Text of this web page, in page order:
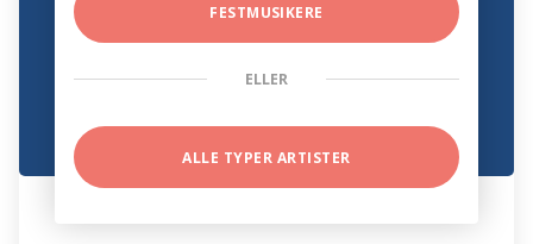
FESTMUSIKERE
ELLER
ALLE TYPER ARTISTER